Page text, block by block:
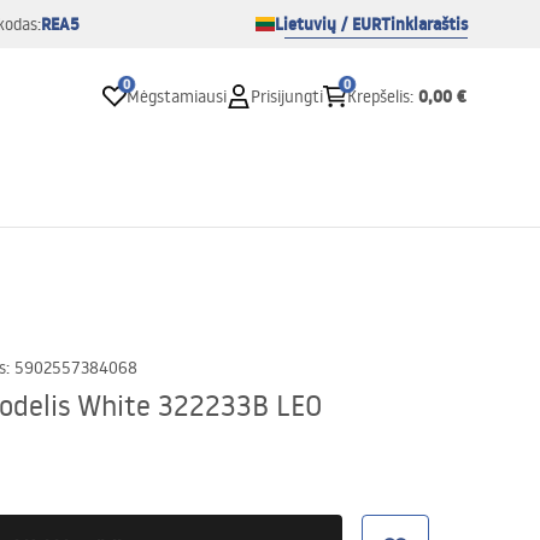
REA5 Lietuvių / EURTinklaraštis
0
Mėgstamiausi Prisijungti
0
Krepšelis: 0,00 €
: 5902557384068
White 322233B LEO